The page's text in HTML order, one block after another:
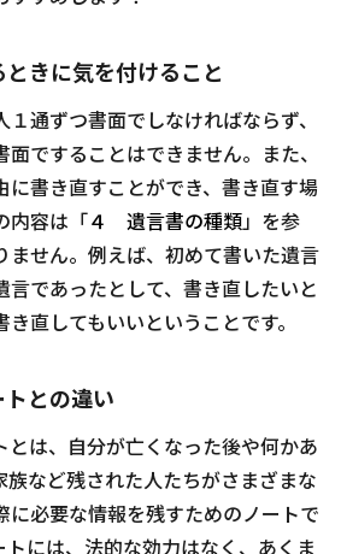
きに気を付けること
通ずつ書面でしなければならず、
ですることはできません。また、
に書き直すことができ、書き直す場
内容は「４ 遺言書の種類」を参
ません。例えば、初めて書いた遺言
言であったとして、書き直したいと
直してもいいということです。
との違い
は、自分が亡くなった後や何かあ
族など残された人たちがさまざまな
に必要な情報を残すためのノートで
には、法的な効力はなく、あくま